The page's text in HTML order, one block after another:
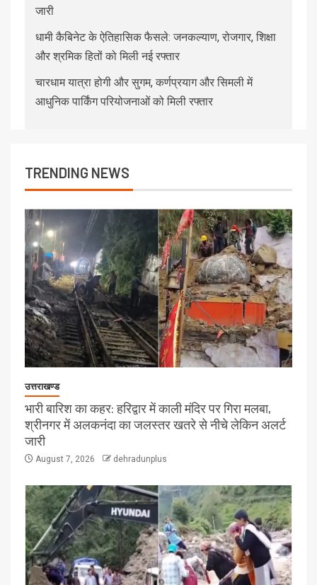
जारी
धामी कैबिनेट के ऐतिहासिक फैसले: जनकल्याण, रोजगार, शिक्षा
और श्रमिक हितों को मिली नई रफ्तार
चारधाम यात्रा होगी और सुगम, कर्णप्रयाग और सिमली में
आधुनिक पार्किंग परियोजनाओं को मिली रफ्तार
TRENDING NEWS
उत्तराखण्ड
भारी बारिश का कहर: हरिद्वार में काली मंदिर पर गिरा मलबा,
श्रीनगर में अलकनंदा का जलस्तर खतरे से नीचे लेकिन अलर्ट
जारी
August 7, 2026 dehradunplus